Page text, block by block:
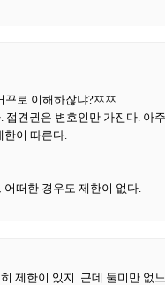
꾸로 이해하잖냐?ㅉㅉ
견권은 변호인만 가진다. 아
한이 따른다.
떠한 경우도 제한이 없다.
제한이 있지. 근데 둘미만 없